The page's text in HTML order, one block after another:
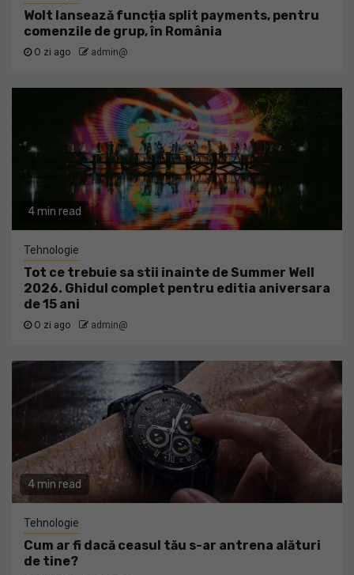
Wolt lansează funcția split payments, pentru
comenzile de grup, în România
O zi ago admin@
4 min read
Tehnologie
Tot ce trebuie sa stii inainte de Summer Well
2026. Ghidul complet pentru editia aniversara
de 15 ani
O zi ago admin@
4 min read
Tehnologie
Cum ar fi dacă ceasul tău s-ar antrena alături
de tine?